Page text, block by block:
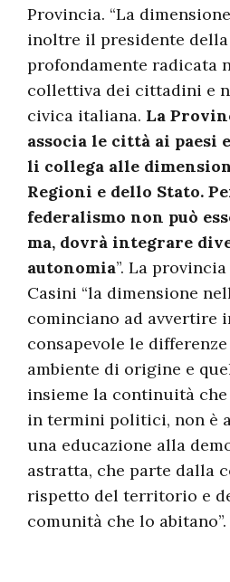
Provincia. “La
inoltre il presidente della
profondamente radicata
collettiva dei cittadini e
civica italiana. La
associa le città ai paesi
li collega alle
Regioni e dello Stato.
federalismo non può
ma, dovrà integrare
autonomia”. La
Casini “la dimensione
cominciano ad avvertire
consapevole le
ambiente di origine e
insieme la continuità che
in termini politici, non è
una educazione alla
astratta, che parte dalla
rispetto del territorio e
comunità che lo abitano”.